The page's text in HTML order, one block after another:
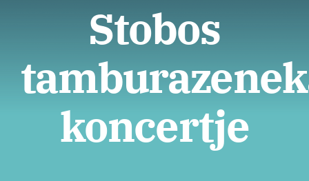
Unterkunft
Über uns
Standort
Stobos
koncertje